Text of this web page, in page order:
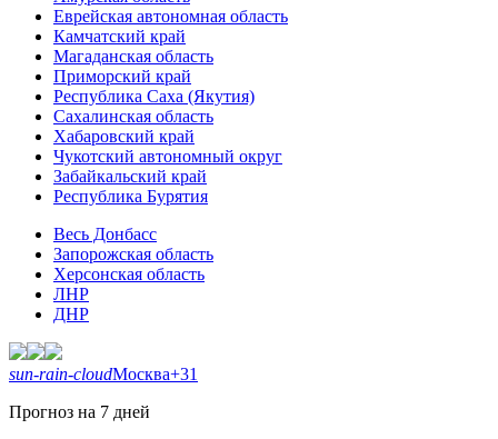
Еврейская автономная область
Камчатский край
Магаданская область
Приморский край
Республика Саха (Якутия)
Сахалинская область
Хабаровский край
Чукотский автономный округ
Забайкальский край
Республика Бурятия
Весь Донбасс
Запорожская область
Херсонская область
ЛНР
ДНР
sun-rain-cloudМосква+31
Прогноз на 7 дней